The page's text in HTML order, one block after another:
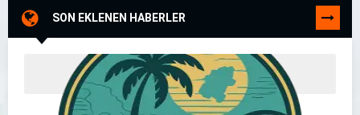
SON EKLENEN HABERLER TÜMÜNÜ
GÖR